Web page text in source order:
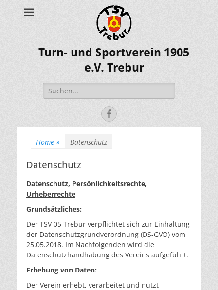
Turn- und Sportverein 1905
e.V. Trebur
Suche
nach:
Facebook
Home » Datenschutz
Datenschutz
Datenschutz, Persönlichkeitsrechte,
Urheberrechte
Grundsätzliches:
Der TSV 05 Trebur verpflichtet sich zur Einhaltung
der Datenschutzgrundverordnung (DS-GVO) vom
25.05.2018. Im Nachfolgenden wird die
Datenschutzhandhabung des Vereins aufgeführt:
Erhebung von Daten:
Der Verein erhebt, verarbeitet und nutzt